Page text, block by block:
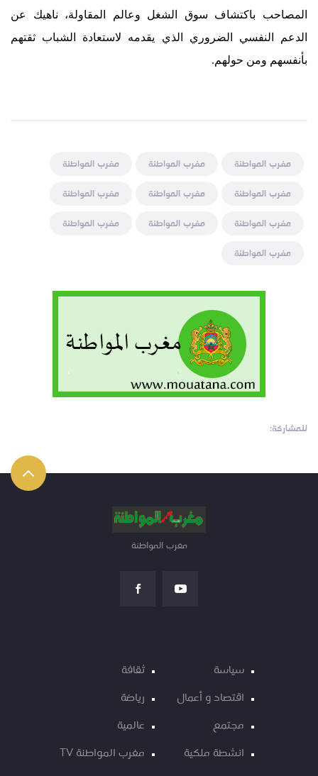
المصاحب باكتشاف سوق الشغل وعالم المقاولة، ناهيك عن
الدعم النفسي الضروري الذي يقدمه لاستعادة الشباب ثقتهم
بأنفسهم ومن حولهم.
مغرب المواطنة مغرب المواطنة
مغرب المواطنة
مغرب المواطنة
مغرب المواطنة
مغرب المواطنة
مغرب المواطنة
مغرب المواطنة
مغرب المواطنة
مغرب المواطنة
للمشاركة:
مغرب المواطنة
سياسة
اقتصاد و أعمال
مجتمع
انشطة ملكية
ثقافة
رياضة
عالمية
مغرب المواطنة TV